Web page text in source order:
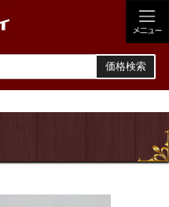
価格検索